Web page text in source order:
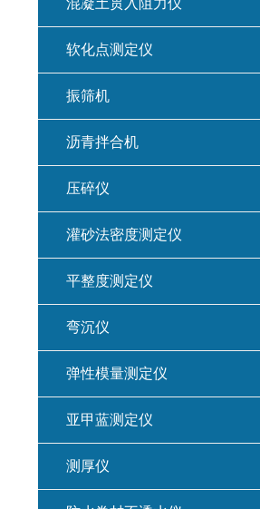
混凝土贯入阻力仪
软化点测定仪
振筛机
沥青拌合机
压碎仪
灌砂法密度测定仪
平整度测定仪
弯沉仪
弹性模量测定仪
亚甲蓝测定仪
测厚仪